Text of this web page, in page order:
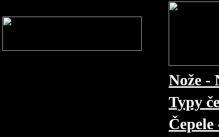
Nože -
Typy